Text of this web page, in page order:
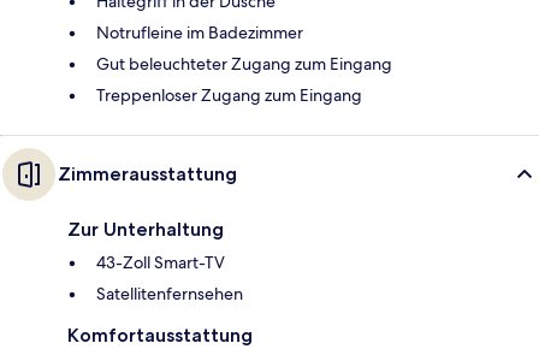
Notrufleine im Badezimmer
Gut beleuchteter Zugang zum Eingang
Treppenloser Zugang zum Eingang
Zimmerausstattung
Zur Unterhaltung
43-Zoll Smart-TV
Satellitenfernsehen
Komfortausstattung